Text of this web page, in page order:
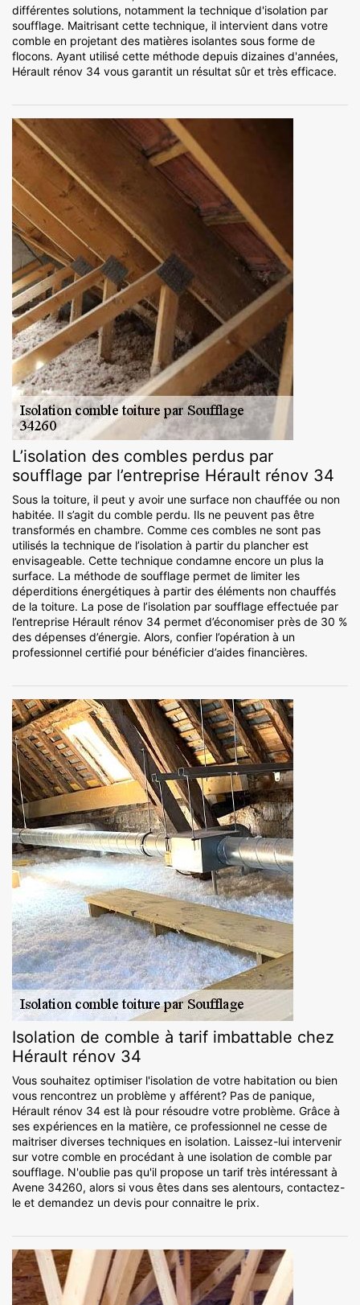
différentes solutions, notamment la technique d'isolation par
soufflage. Maitrisant cette technique, il intervient dans votre
comble en projetant des matières isolantes sous forme de
flocons. Ayant utilisé cette méthode depuis dizaines d'années,
Hérault rénov 34 vous garantit un résultat sûr et très efficace.
L’isolation des combles perdus par
soufflage par l’entreprise Hérault rénov 34
Sous la toiture, il peut y avoir une surface non chauffée ou non
habitée. Il s’agit du comble perdu. Ils ne peuvent pas être
transformés en chambre. Comme ces combles ne sont pas
utilisés la technique de l’isolation à partir du plancher est
envisageable. Cette technique condamne encore un plus la
surface. La méthode de soufflage permet de limiter les
déperditions énergétiques à partir des éléments non chauffés
de la toiture. La pose de l’isolation par soufflage effectuée par
l’entreprise Hérault rénov 34 permet d’économiser près de 30 %
des dépenses d’énergie. Alors, confier l’opération à un
professionnel certifié pour bénéficier d’aides financières.
Isolation de comble à tarif imbattable chez
Hérault rénov 34
Vous souhaitez optimiser l'isolation de votre habitation ou bien
vous rencontrez un problème y afférent? Pas de panique,
Hérault rénov 34 est là pour résoudre votre problème. Grâce à
ses expériences en la matière, ce professionnel ne cesse de
maitriser diverses techniques en isolation. Laissez-lui intervenir
sur votre comble en procédant à une isolation de comble par
soufflage. N'oublie pas qu'il propose un tarif très intéressant à
Avene 34260, alors si vous êtes dans ses alentours, contactez-
le et demandez un devis pour connaitre le prix.